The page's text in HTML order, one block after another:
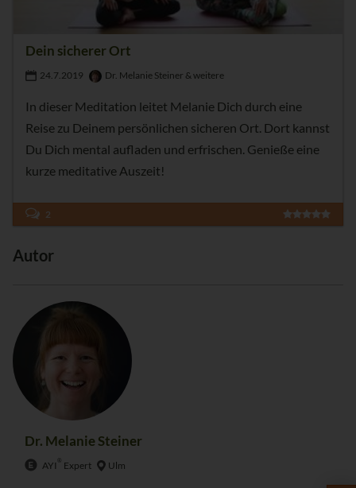
Dein sicherer Ort
24.7.2019 Dr. Melanie Steiner & weitere
In dieser Meditation leitet Melanie Dich durch eine
Reise zu Deinem persönlichen sicheren Ort. Dort kannst
Du Dich mental aufladen und erfrischen. Genieße eine
kurze meditative Auszeit!
2
Autor
Dr. Melanie Steiner
AYI ® Expert Ulm